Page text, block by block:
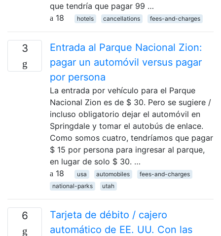
que tendría que pagar 99 …
18
hotels cancellations fees-and-charges
3
Entrada al Parque Nacional Zion:
pagar un automóvil versus pagar
por persona
La entrada por vehículo para el Parque
Nacional Zion es de $ 30. Pero se sugiere /
incluso obligatorio dejar el automóvil en
Springdale y tomar el autobús de enlace.
Como somos cuatro, tendríamos que pagar
$ 15 por persona para ingresar al parque,
en lugar de solo $ 30. …
18
usa automobiles
fees-and-charges
national-parks
utah
6
Tarjeta de débito / cajero
automático de EE. UU. Con las